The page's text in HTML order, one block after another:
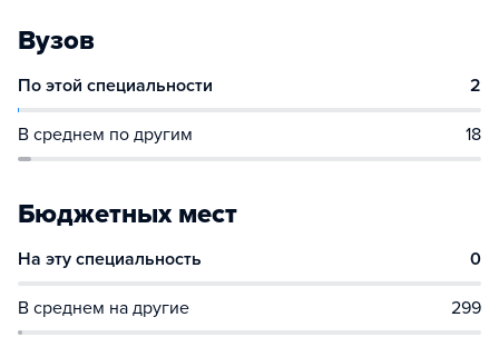
Вузов
По этой специальности 2
В среднем по другим 18
Бюджетных мест
На эту специальность 0
В среднем на другие 299